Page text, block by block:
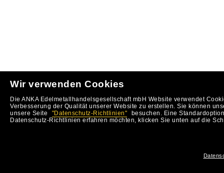
Wir verwenden Cookies
Die ANKA Edelmetallhandelsgesellschaft mbH Website verwendet
Verbesserung der Qualität unserer Website zu erstellen. Sie können
unsere Seite
"Datenschutz-Richtlinien"
besuchen. Eine
Datenschutz-Richtlinien erfahren möchten, klicken Sie unten auf die